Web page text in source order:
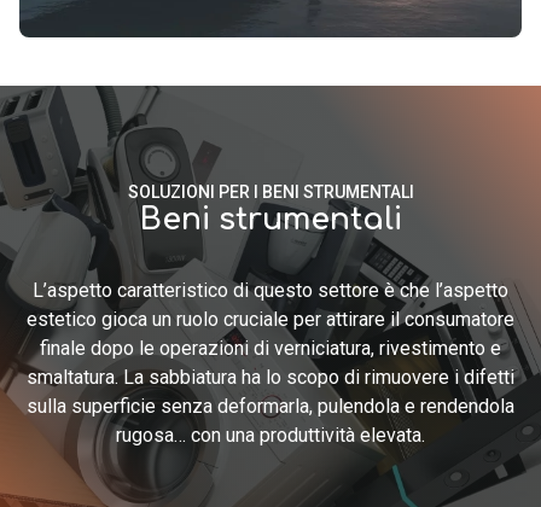
Beni strumentali
SOLUZIONI PER I BENI STRUMENTALI
L’aspetto caratteristico di questo settore è che l’aspetto
estetico gioca un ruolo cruciale per attirare il consumatore
finale dopo le operazioni di verniciatura, rivestimento e
smaltatura. La sabbiatura ha lo scopo di rimuovere i difetti
sulla superficie senza deformarla, pulendola e rendendola
rugosa… con una produttività elevata.